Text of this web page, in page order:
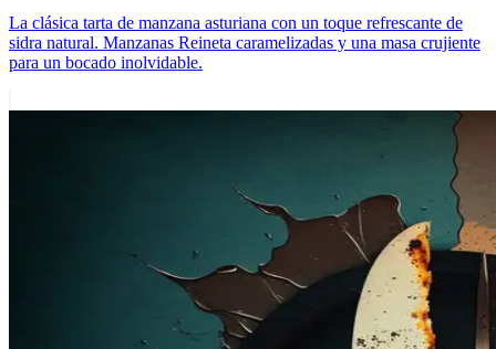
La clásica tarta de manzana asturiana con un toque refrescante de
sidra natural. Manzanas Reineta caramelizadas y una masa crujiente
para un bocado inolvidable.